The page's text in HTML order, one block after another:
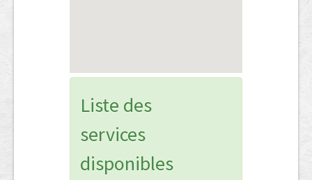
Liste des
services
disponibles